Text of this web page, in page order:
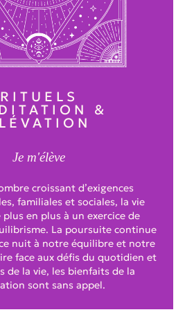
RITUELS
&
Je m'élève
croissant d’exigences
familiales et sociales, la vie
plus en plus à un exercice de
La poursuite continue
nuit à notre équilibre et notre
face aux défis du quotidien et
de la vie, les bienfaits de la
sont sans appel.